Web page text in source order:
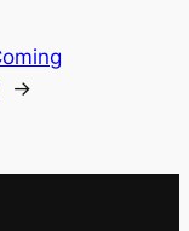
→